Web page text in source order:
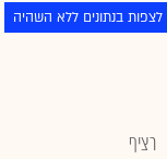
לצפות בנתונים ללא השהיה
רציף